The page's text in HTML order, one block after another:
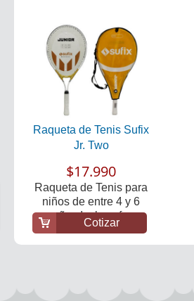
Raqueta de Tenis Sufix
Jr. Two
$17.990
Raqueta de Tenis para
niños de entre 4 y 6
años Incluye f...
Cotizar